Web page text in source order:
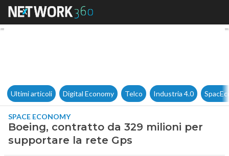
Boeing, contratto da 329
Ultimi articoli Digital Economy Telco Industria 4.0
SPACE ECONOMY
Boeing, contratto da 329 milioni per
supportare la rete Gps